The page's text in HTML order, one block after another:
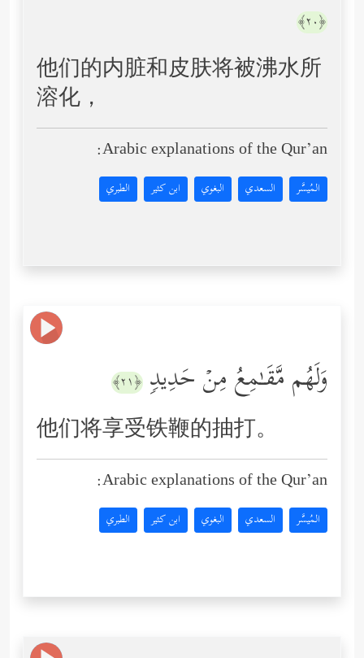
﴿٢٠﴾
他们的内脏和皮肤将被沸水所
溶化，
Arabic explanations of the Qur’an:
المُيسَّر السعدي البغوي ابن كثير الطبري
وَلَهُم مَّقَـٰمِعُ مِنۡ حَدِیدࣲ ﴿٢١﴾
他们将享受铁鞭的抽打。
Arabic explanations of the Qur’an:
المُيسَّر السعدي البغوي ابن كثير الطبري